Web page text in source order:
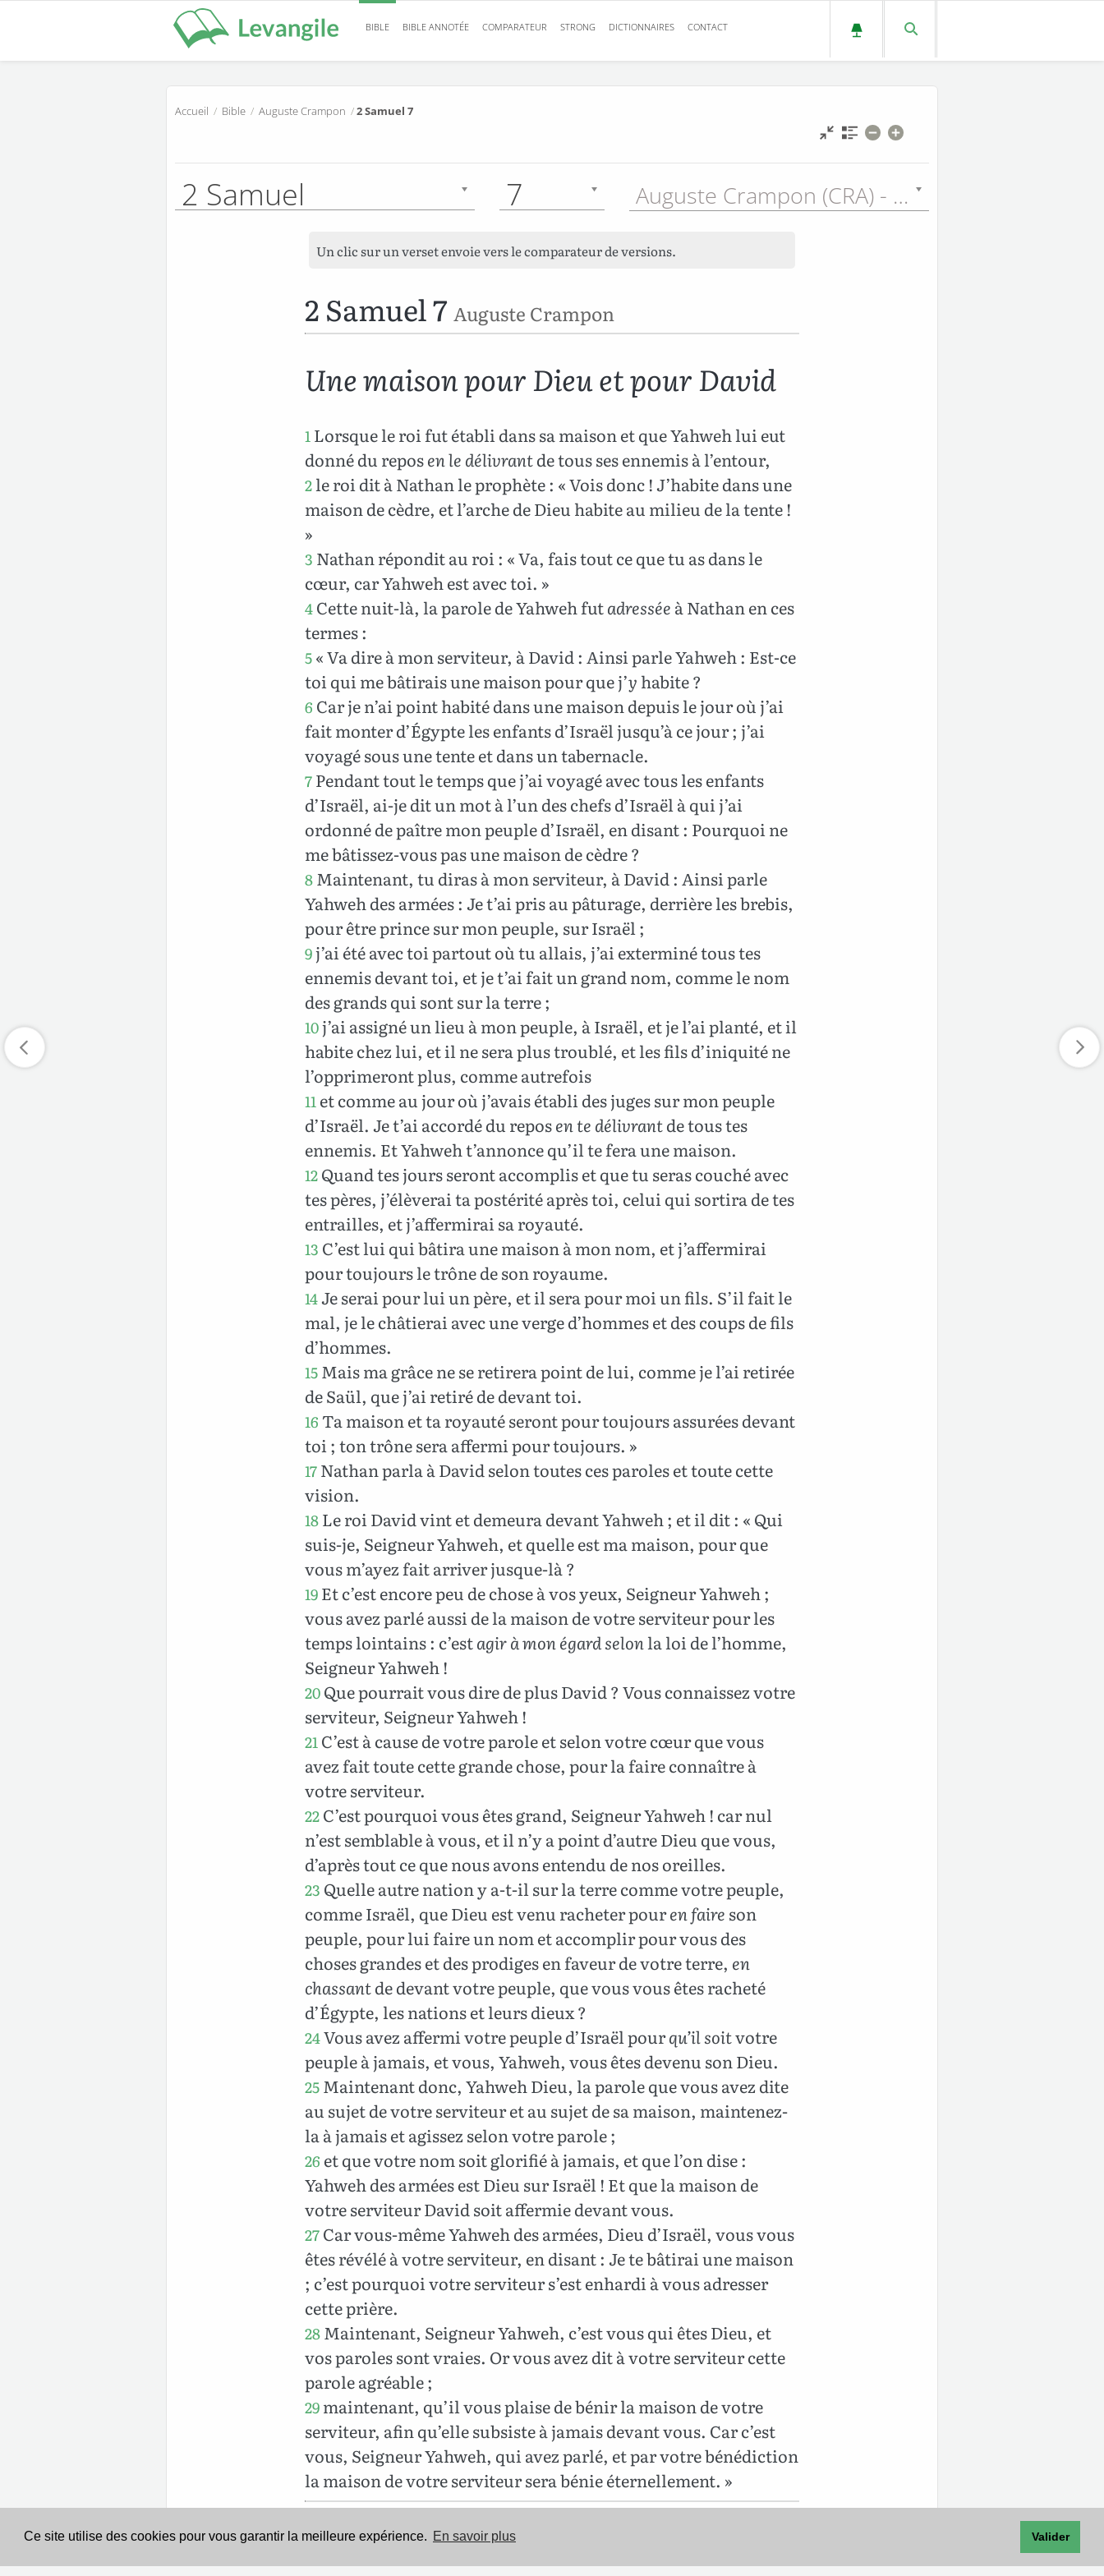
Ce site utilise des cookies pour vous garantir la meilleure expérience. En savoir plus Valider
BIBLE BIBLE ANNOTÉE COMPARATEUR STRONG DICTIONNAIRES CONTACT
Accueil / Bible / Auguste Crampon /2 Samuel 7
2 Samuel 7 Auguste Crampon (CRA) - 1923
Un clic sur un verset envoie vers le comparateur de versions.
2 Samuel 7 Auguste Crampon
Une maison pour Dieu et pour David
1Lorsque le roi fut établi dans sa maison et que Yahweh lui eut
donné du reposen le délivrantde tous ses ennemis à l’entour,
2le roi dit à Nathan le prophète : « Vois donc ! J’habite dans une
maison de cèdre, et l’arche de Dieu habite au milieu de la tente !
»
3 Nathan répondit au roi : « Va, fais tout ce que tu as dans le
cœur, car Yahweh est avec toi. »
4Cette nuit-là, la parole de Yahweh futadressée à Nathan en ces
termes :
5« Va dire à mon serviteur, à David : Ainsi parle Yahweh : Est-ce
toi qui me bâtirais une maison pour que j’y habite ?
6 Car je n’ai point habité dans une maison depuis le jour où j’ai
fait monter d’Égypte les enfants d’Israël jusqu’à ce jour ; j’ai
voyagé sous une tente et dans un tabernacle.
7Pendant tout le temps que j’ai voyagé avec tous les enfants
d’Israël, ai-je dit un mot à l’un des chefs d’Israël à qui j’ai
ordonné de paître mon peuple d’Israël, en disant : Pourquoi ne
me bâtissez-vous pas une maison de cèdre ?
8Maintenant, tu diras à mon serviteur, à David : Ainsi parle
Yahweh des armées : Je t’ai pris au pâturage, derrière les brebis,
pour être prince sur mon peuple, sur Israël ;
9j’ai été avec toi partout où tu allais, j’ai exterminé tous tes
ennemis devant toi, et je t’ai fait un grand nom, comme le nom
des grands qui sont sur la terre ;
10j’ai assigné un lieu à mon peuple, à Israël, et je l’ai planté, et il
habite chez lui, et il ne sera plus troublé, et les fils d’iniquité ne
l’opprimeront plus, comme autrefois
11et comme au jour où j’avais établi des juges sur mon peuple
d’Israël. Je t’ai accordé du reposen te délivrantde tous tes
ennemis. Et Yahweh t’annonce qu’il te fera une maison.
12Quand tes jours seront accomplis et que tu seras couché avec
tes pères, j’élèverai ta postérité après toi, celui qui sortira de tes
entrailles, et j’affermirai sa royauté.
13 C’est lui qui bâtira une maison à mon nom, et j’affermirai
pour toujours le trône de son royaume.
14Je serai pour lui un père, et il sera pour moi un fils. S’il fait le
mal, je le châtierai avec une verge d’hommes et des coups de fils
d’hommes.
15Mais ma grâce ne se retirera point de lui, comme je l’ai retirée
de Saül, que j’ai retiré de devant toi.
16 Ta maison et ta royauté seront pour toujours assurées devant
toi ; ton trône sera affermi pour toujours. »
17Nathan parla à David selon toutes ces paroles et toute cette
vision.
18Le roi David vint et demeura devant Yahweh ; et il dit : « Qui
suis-je, Seigneur Yahweh, et quelle est ma maison, pour que
vous m’ayez fait arriver jusque-là ?
19Et c’est encore peu de chose à vos yeux, Seigneur Yahweh ;
vous avez parlé aussi de la maison de votre serviteur pour les
temps lointains : c’estagir à mon égard selonla loi de l’homme,
Seigneur Yahweh !
20Que pourrait vous dire de plus David ? Vous connaissez votre
serviteur, Seigneur Yahweh !
21C’est à cause de votre parole et selon votre cœur que vous
avez fait toute cette grande chose, pour la faire connaître à
votre serviteur.
22C’est pourquoi vous êtes grand, Seigneur Yahweh ! car nul
n’est semblable à vous, et il n’y a point d’autre Dieu que vous,
d’après tout ce que nous avons entendu de nos oreilles.
23 Quelle autre nation y a-t-il sur la terre comme votre peuple,
comme Israël, que Dieu est venu racheter pouren faire son
peuple, pour lui faire un nom et accomplir pour vous des
choses grandes et des prodiges en faveur de votre terre, en
chassantde devant votre peuple, que vous vous êtes racheté
d’Égypte, les nations et leurs dieux ?
24Vous avez affermi votre peuple d’Israël pourqu’il soitvotre
peuple à jamais, et vous, Yahweh, vous êtes devenu son Dieu.
25Maintenant donc, Yahweh Dieu, la parole que vous avez dite
au sujet de votre serviteur et au sujet de sa maison, maintenez-
la à jamais et agissez selon votre parole ;
26 et que votre nom soit glorifié à jamais, et que l’on dise :
Yahweh des armées est Dieu sur Israël ! Et que la maison de
votre serviteur David soit affermie devant vous.
27Car vous-même Yahweh des armées, Dieu d’Israël, vous vous
êtes révélé à votre serviteur, en disant : Je te bâtirai une maison
; c’est pourquoi votre serviteur s’est enhardi à vous adresser
cette prière.
28Maintenant, Seigneur Yahweh, c’est vous qui êtes Dieu, et
vos paroles sont vraies. Or vous avez dit à votre serviteur cette
parole agréable ;
29maintenant, qu’il vous plaise de bénir la maison de votre
serviteur, afin qu’elle subsiste à jamais devant vous. Car c’est
vous, Seigneur Yahweh, qui avez parlé, et par votre bénédiction
la maison de votre serviteur sera bénie éternellement. »
Cette Bible est dans le domaine public.